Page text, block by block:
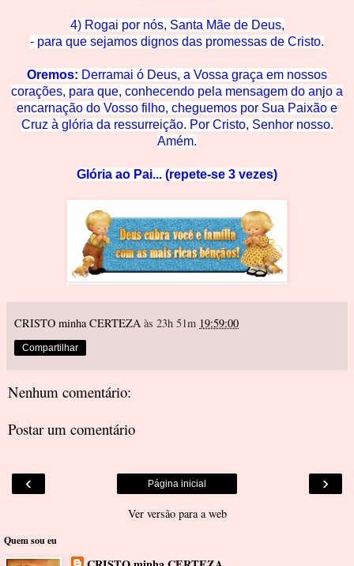
4) Rogai por nós, Santa Mãe de Deus,
- para que sejamos dignos das promessas de Cristo.
Oremos: Derramai ó Deus, a Vossa graça em nossos
corações, para que, conhecendo pela mensagem do anjo a
encarnação do Vosso filho, cheguemos por Sua Paixão e
Cruz à glória da ressurreição. Por Cristo, Senhor nosso.
Amém.
Glória ao Pai... (repete-se 3 vezes)
CRISTO minha CERTEZA às 23h 51m 19:59:00
Compartilhar
Nenhum comentário:
Postar um comentário
‹ ›
Página inicial
Ver versão para a web
Quem sou eu